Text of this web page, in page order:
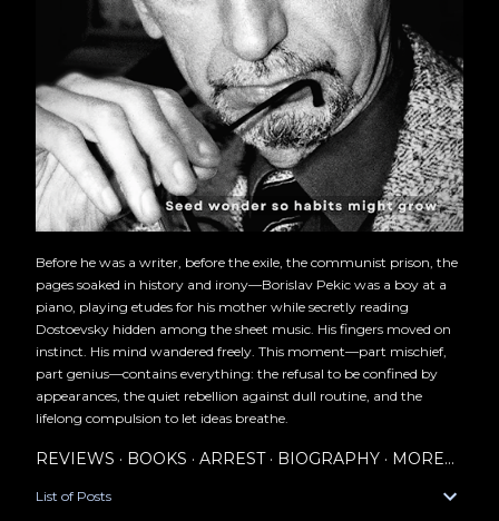
Before he was a writer, before the exile, the communist prison, the
pages soaked in history and irony—Borislav Pekic was a boy at a
piano, playing etudes for his mother while secretly reading
Dostoevsky hidden among the sheet music. His fingers moved on
instinct. His mind wandered freely. This moment—part mischief,
part genius—contains everything: the refusal to be confined by
appearances, the quiet rebellion against dull routine, and the
lifelong compulsion to let ideas breathe.
REVIEWS BOOKS ARREST BIOGRAPHY MORE…
List of Posts